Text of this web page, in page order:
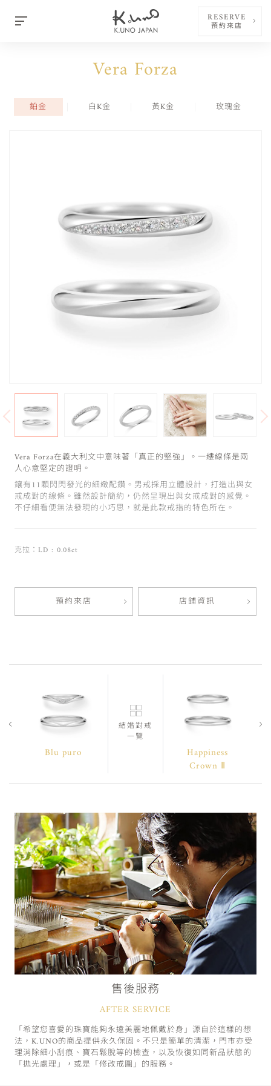
RESERVE
預約來店
Vera Forza
鉑金 白K金 黃K金 玫瑰金
Vera Forza在義大利文中意味著「真正的堅強」。一縷線條是兩
人心意堅定的證明。
鑲有11顆閃閃發光的細緻配鑽。男戒採用立體設計，打造出與女
戒成對的線條。雖然設計簡約，仍然呈現出與女戒成對的感覺。
不仔細看便無法發現的小巧思，就是此款戒指的特色所在。
克拉：LD : 0.08ct
預約來店 店鋪資訊
Blu puro
結婚對戒
一覽
Happiness
Crown Ⅱ
售後服務
AFTER SERVICE
「希望您喜愛的珠寶能夠永遠美麗地佩戴於身」源自於這樣的想
法，K.UNO的商品提供永久保固。不只是簡單的清潔，門市亦受
理消除細小刮痕、寶石鬆脫等的檢查，以及恢復如同新品狀態的
「拋光處理」，或是「修改戒圍」的服務。